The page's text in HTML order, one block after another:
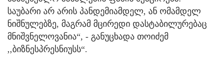
საუბარი არ არის პანდემიამდელ, ან ომამდელ
ნიშნულებზე, მაგრამ მცირედი დასტაბილურებაც
მნიშვნელოვანია“, - განუცხადა თოიძემ
,,ბიზნესპრესნიუსს“.